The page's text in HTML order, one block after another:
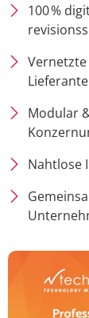
100 %
Vernetzte
Modular
Nahtlose